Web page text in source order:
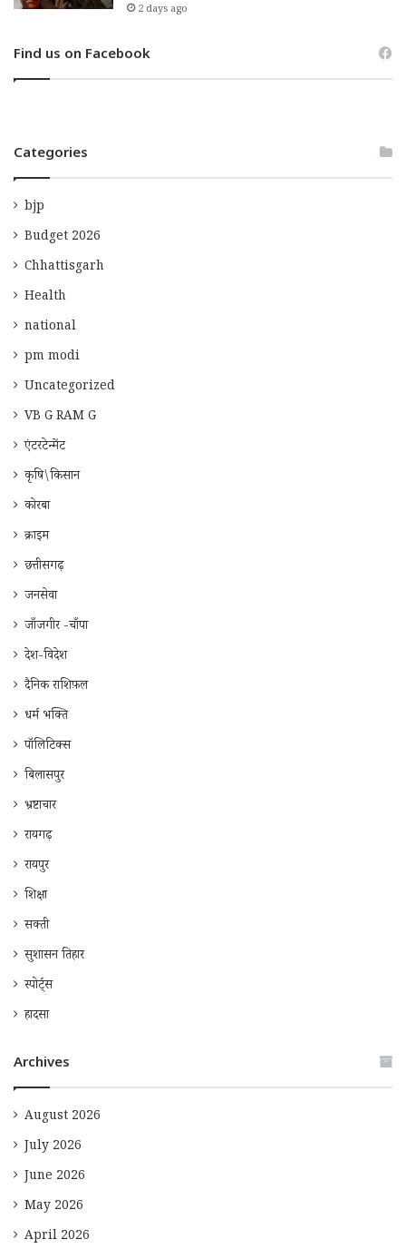
2 days ago
Find us on Facebook
Categories
bjp
Budget 2026
Chhattisgarh
Health
national
pm modi
Uncategorized
VB G RAM G
एंटरटेन्मेंट
कृषि\किसान
कोरबा
क्राइम
छत्तीसगढ़
जनसेवा
जाँजगीर -चाँपा
देश-विदेश
दैनिक राशिफ़ल
धर्म भक्ति
पॉलिटिक्स
बिलासपुर
भ्रष्टाचार
रायगढ़
रायपुर
शिक्षा
सक्ती
सुशासन तिहार
स्पोर्ट्स
हादसा
Archives
August 2026
July 2026
June 2026
May 2026
April 2026